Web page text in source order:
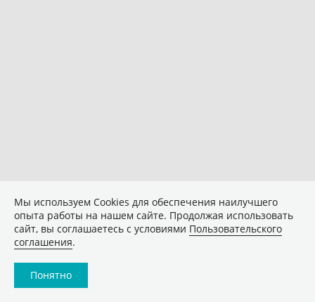
Мы используем Сookies для обеспечения наилучшего
опыта работы на нашем сайте. Продолжая использовать
сайт, вы соглашаетесь с условиями Пользовательского
соглашения.
Понятно